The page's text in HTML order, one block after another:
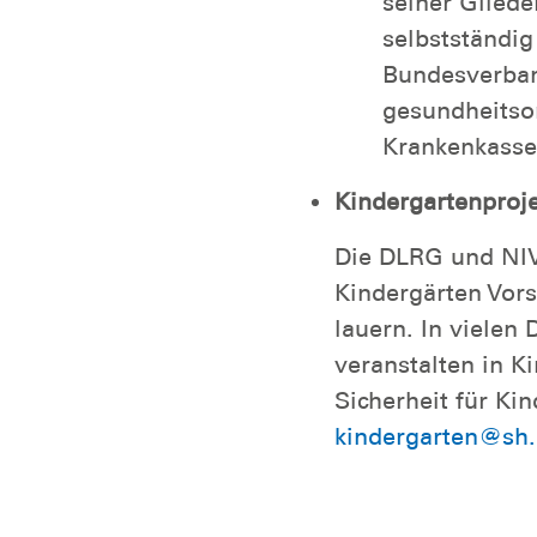
eine*n
Nach
zweiteilige
seiner